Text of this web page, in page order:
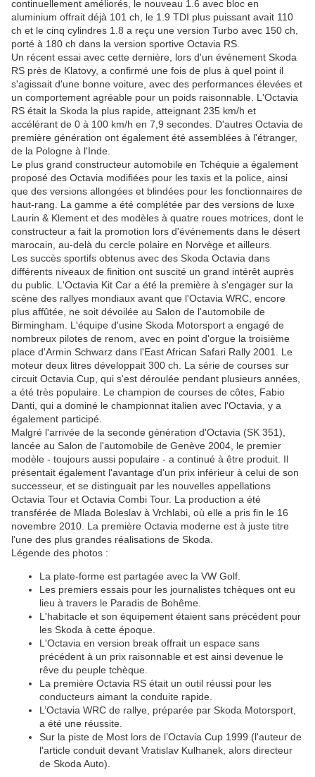
continuellement améliorés, le nouveau 1.6 avec bloc en
aluminium offrait déjà 101 ch, le 1.9 TDI plus puissant avait 110
ch et le cinq cylindres 1.8 a reçu une version Turbo avec 150 ch,
porté à 180 ch dans la version sportive Octavia RS.
Un récent essai avec cette dernière, lors d'un événement Skoda
RS près de Klatovy, a confirmé une fois de plus à quel point il
s'agissait d'une bonne voiture, avec des performances élevées et
un comportement agréable pour un poids raisonnable. L'Octavia
RS était la Skoda la plus rapide, atteignant 235 km/h et
accélérant de 0 à 100 km/h en 7,9 secondes. D'autres Octavia de
première génération ont également été assemblées à l'étranger,
de la Pologne à l'Inde.
Le plus grand constructeur automobile en Tchéquie a également
proposé des Octavia modifiées pour les taxis et la police, ainsi
que des versions allongées et blindées pour les fonctionnaires de
haut-rang. La gamme a été complétée par des versions de luxe
Laurin & Klement et des modèles à quatre roues motrices, dont le
constructeur a fait la promotion lors d'événements dans le désert
marocain, au-delà du cercle polaire en Norvège et ailleurs.
Les succès sportifs obtenus avec des Skoda Octavia dans
différents niveaux de finition ont suscité un grand intérêt auprès
du public. L'Octavia Kit Car a été la première à s'engager sur la
scène des rallyes mondiaux avant que l'Octavia WRC, encore
plus affûtée, ne soit dévoilée au Salon de l'automobile de
Birmingham. L'équipe d'usine Skoda Motorsport a engagé de
nombreux pilotes de renom, avec en point d'orgue la troisième
place d'Armin Schwarz dans l'East African Safari Rally 2001. Le
moteur deux litres développait 300 ch. La série de courses sur
circuit Octavia Cup, qui s'est déroulée pendant plusieurs années,
a été très populaire. Le champion de courses de côtes, Fabio
Danti, qui a dominé le championnat italien avec l'Octavia, y a
également participé.
Malgré l'arrivée de la seconde génération d'Octavia (SK 351),
lancée au Salon de l'automobile de Genève 2004, le premier
modèle - toujours aussi populaire - a continué à être produit. Il
présentait également l'avantage d'un prix inférieur à celui de son
successeur, et se distinguait par les nouvelles appellations
Octavia Tour et Octavia Combi Tour. La production a été
transférée de Mlada Boleslav à Vrchlabi, où elle a pris fin le 16
novembre 2010. La première Octavia moderne est à juste titre
l'une des plus grandes réalisations de Skoda.
Légende des photos :
La plate-forme est partagée avec la VW Golf.
Les premiers essais pour les journalistes tchèques ont eu
lieu à travers le Paradis de Bohême.
L'habitacle et son équipement étaient sans précédent pour
les Skoda à cette époque.
L'Octavia en version break offrait un espace sans
précédent à un prix raisonnable et est ainsi devenue le
rêve du peuple tchèque.
La première Octavia RS était un outil réussi pour les
conducteurs aimant la conduite rapide.
L’Octavia WRC de rallye, préparée par Skoda Motorsport,
a été une réussite.
Sur la piste de Most lors de l’Octavia Cup 1999 (l'auteur de
l'article conduit devant Vratislav Kulhanek, alors directeur
de Skoda Auto).